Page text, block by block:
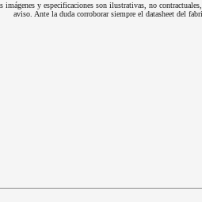
imágenes y especificaciones son ilustrativas, no
aviso. Ante la duda corroborar siempre el datasheet del